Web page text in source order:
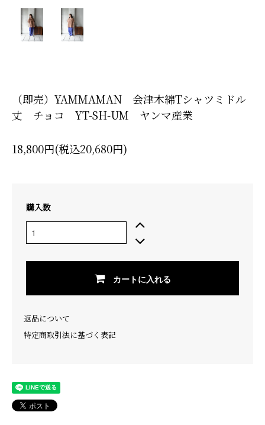
（即売）YAMMAMAN 会津木綿Tシャツミドル
丈 チョコ YT-SH-UM ヤンマ産業
18,800円(税込20,680円)
購入数
カートに入れる
返品について
特定商取引法に基づく表記